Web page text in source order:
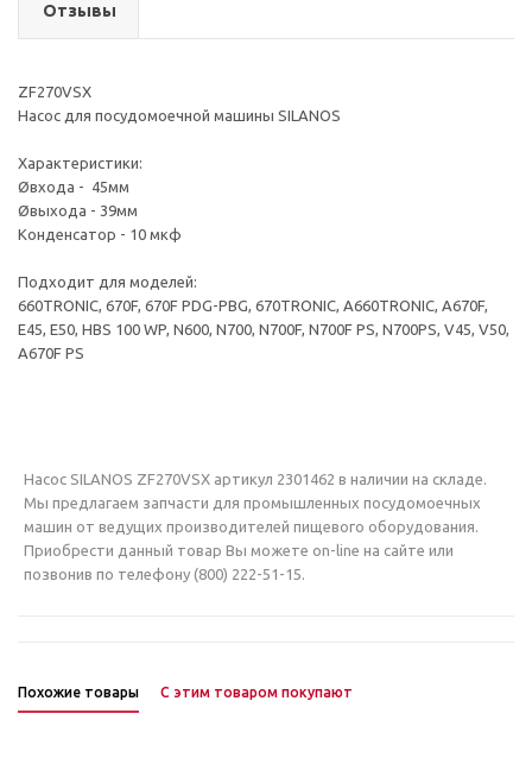
Отзывы
ZF270VSX
Насос для посудомоечной машины SILANOS
Характеристики:
Øвхода - 45мм
Øвыхода - 39мм
Конденсатор - 10 мкф
Подходит для моделей:
660TRONIC, 670F, 670F PDG-PBG, 670TRONIC, A660TRONIC, A670F,
E45, E50, HBS 100 WP, N600, N700, N700F, N700F PS, N700PS, V45, V50,
A670F PS
Насос SILANOS ZF270VSX артикул 2301462 в наличии на складе.
Мы предлагаем запчасти для промышленных посудомоечных
машин от ведущих производителей пищевого оборудования.
Приобрести данный товар Вы можете on-line на сайте или
позвонив по телефону (800) 222-51-15.
Похожие товары С этим товаром покупают